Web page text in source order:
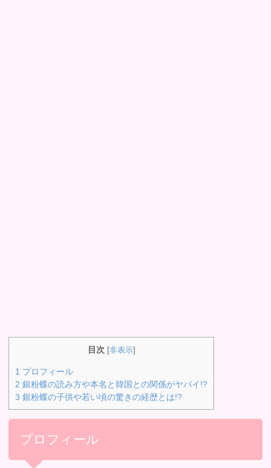
目次 [非表示]
1 プロフィール
2 銀粉蝶の読み方や本名と韓国との関係がヤバイ!?
3 銀粉蝶の子供や若い頃の驚きの経歴とは!?
プロフィール